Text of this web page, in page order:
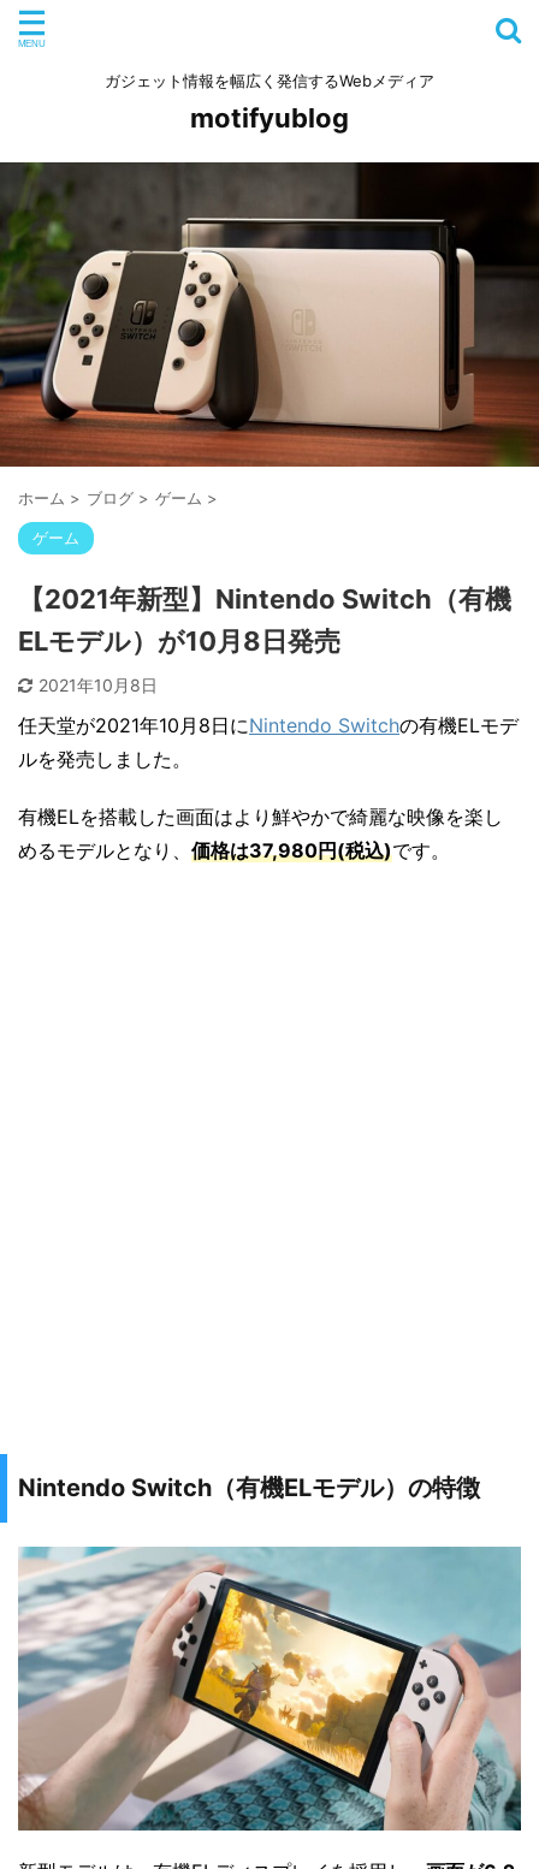
ガジェット情報を幅広く発信するWebメディア
motifyublog
ホーム > ブログ > ゲーム >
ゲーム
【2021年新型】Nintendo Switch（有機
ELモデル）が10月8日発売
2021年10月8日
任天堂が2021年10月8日にNintendo Switchの有機ELモデ
ルを発売しました。
有機ELを搭載した画面はより鮮やかで綺麗な映像を楽し
めるモデルとなり、 価格は37,980円(税込)です。
Nintendo Switch（有機ELモデル）の特徴